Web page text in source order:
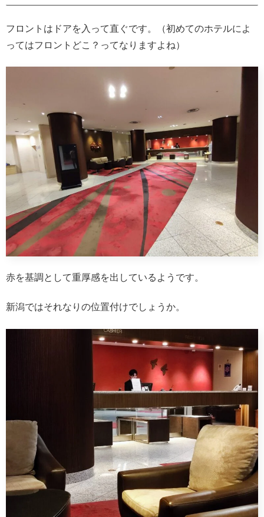
フロントはドアを入って直ぐです。（初めてのホテルによ
ってはフロントどこ？ってなりますよね）
赤を基調として重厚感を出しているようです。
新潟ではそれなりの位置付けでしょうか。